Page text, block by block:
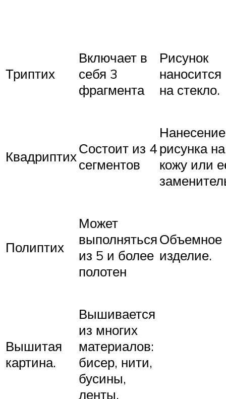
Триптих
Включает в
себя 3
фрагмента
Рисунок
наносится
на стекло.
КвадриптихСостоит из 4
сегментов
Нанесение
рисунка на
кожу или
Полиптих
Может
выполняться
из 5 и более
полотен
Объемное
изделие.
Вышитая
картина.
Вышивается
из многих
материалов:
бисер, нити,
бусины,
ленты.